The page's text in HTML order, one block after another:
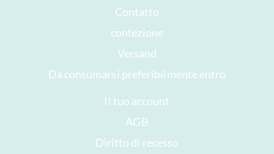
Contatto
confezione
Versand
Da consumarsi preferibilmente entro
Il tuo account
AGB
Diritto di recesso